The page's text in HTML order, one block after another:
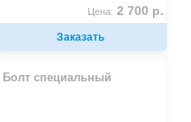
Цена: 2 700 р.
Заказать
Болт специальный